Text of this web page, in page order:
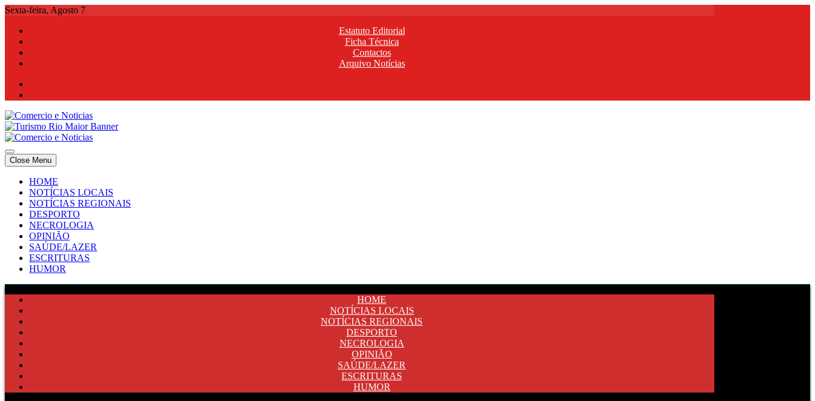
Skip
content
Sexta-feira, Agosto 7
Estatuto Editorial
Ficha Técnica
Contactos
Arquivo Notícias
Comercio e Noticias
Notícias e Publicidade Online
Comercio e Noticias
Notícias e Publicidade Online
Close Menu
HOME
NOTÍCIAS LOCAIS
NOTÍCIAS REGIONAIS
DESPORTO
NECROLOGIA
OPINIÃO
SAÚDE/LAZER
ESCRITURAS
HUMOR
HOME
NOTÍCIAS LOCAIS
NOTÍCIAS REGIONAIS
DESPORTO
NECROLOGIA
OPINIÃO
SAÚDE/LAZER
ESCRITURAS
HUMOR